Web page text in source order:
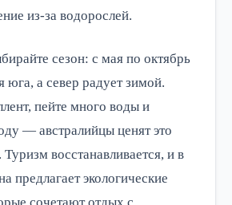
из-за водорослей.
сезон: с мая по октябрь
а север радует зимой.
пейте много воды и
— австралийцы ценят это
восстанавливается, и в
предлагает экологические